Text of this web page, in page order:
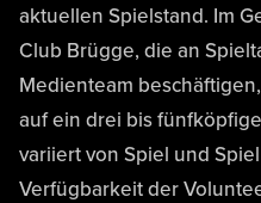
aktuellen Spielstand. Im
Club Brügge, die an
Medienteam
auf ein drei bis
variiert von Spiel und
Verfügbarkeit der